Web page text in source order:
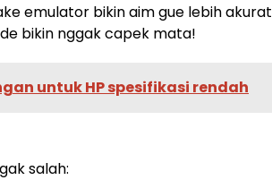
emulator bikin aim gue lebih akurat
bikin nggak capek mata!
untuk HP spesifikasi rendah
salah: